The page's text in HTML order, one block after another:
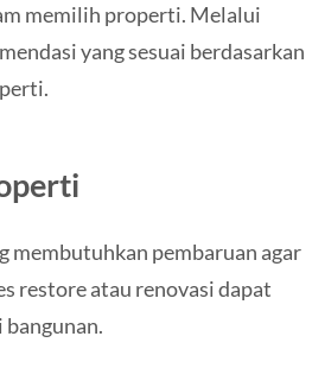
memilih properti. Melalui
yang sesuai berdasarkan
membutuhkan pembaruan agar
restore atau renovasi dapat